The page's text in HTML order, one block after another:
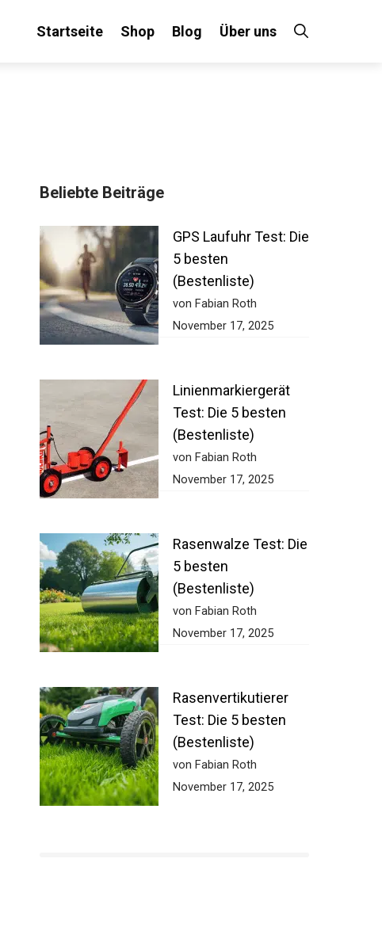
Startseite Shop Blog Über uns
Beliebte Beiträge
GPS Laufuhr Test:
Die 5 besten
(Bestenliste)
von Fabian Roth
November 17, 2025
Linienmarkiergerät
Test: Die 5 besten
(Bestenliste)
von Fabian Roth
November 17, 2025
Rasenwalze Test:
Die 5 besten
(Bestenliste)
von Fabian Roth
November 17, 2025
Rasenvertikutierer
Test: Die 5 besten
(Bestenliste)
von Fabian Roth
November 17, 2025